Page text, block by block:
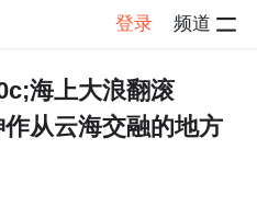
登录 频道
帖子详情
海上大浪翻滚
从云海交融的地方